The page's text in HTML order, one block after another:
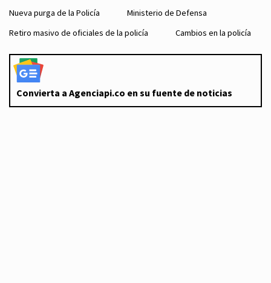
Nueva purga de la Policía
Ministerio de Defensa
Retiro masivo de oficiales de la policía
Cambios en la policía
Convierta a Agenciapi.co en su fuente de noticias